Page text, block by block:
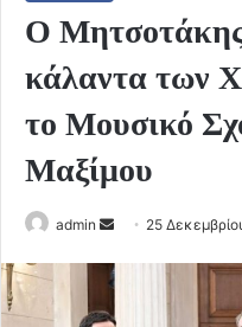
Ο
κάλαντα των
το Μουσικό
Μαξίμου
admin
Send
email
25